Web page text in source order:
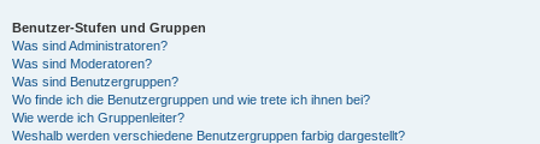
Benutzer-Stufen und Gruppen
Was sind Administratoren?
Was sind Moderatoren?
Was sind Benutzergruppen?
Wo finde ich die Benutzergruppen und wie trete ich ihnen bei?
Wie werde ich Gruppenleiter?
Weshalb werden verschiedene Benutzergruppen farbig dargestellt?